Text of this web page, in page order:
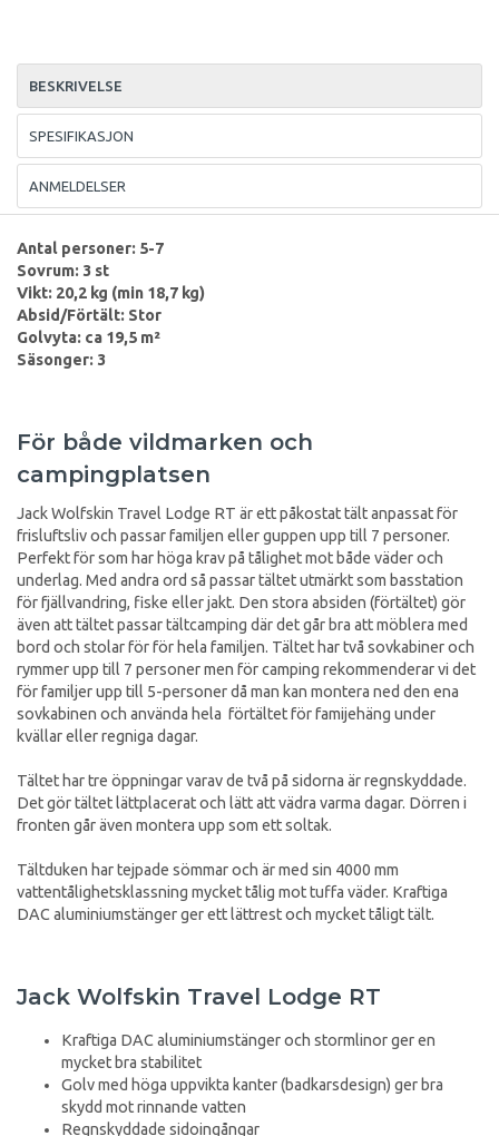
BESKRIVELSE
SPESIFIKASJON
ANMELDELSER
Antal personer: 5-7
Sovrum: 3 st
Vikt: 20,2 kg (min 18,7 kg)
Absid/Förtält: Stor
Golvyta: ca 19,5 m²
Säsonger: 3
För både vildmarken och
campingplatsen
Jack Wolfskin Travel Lodge RT är ett påkostat tält anpassat för
frisluftsliv och passar familjen eller guppen upp till 7 personer.
Perfekt för som har höga krav på tålighet mot både väder och
underlag. Med andra ord så passar tältet utmärkt som basstation
för fjällvandring, fiske eller jakt. Den stora absiden (förtältet) gör
även att tältet passar tältcamping där det går bra att möblera med
bord och stolar för för hela familjen. Tältet har två sovkabiner och
rymmer upp till 7 personer men för camping rekommenderar vi det
för familjer upp till 5-personer då man kan montera ned den ena
sovkabinen och använda hela förtältet för famijehäng under
kvällar eller regniga dagar.
Tältet har tre öppningar varav de två på sidorna är regnskyddade.
Det gör tältet lättplacerat och lätt att vädra varma dagar. Dörren i
fronten går även montera upp som ett soltak.
Tältduken har tejpade sömmar och är med sin 4000 mm
vattentålighetsklassning mycket tålig mot tuffa väder. Kraftiga
DAC aluminiumstänger ger ett lättrest och mycket tåligt tält.
Jack Wolfskin Travel Lodge RT
Kraftiga DAC aluminiumstänger och stormlinor ger en
mycket bra stabilitet
Golv med höga uppvikta kanter (badkarsdesign) ger bra
skydd mot rinnande vatten
Regnskyddade sidoingångar